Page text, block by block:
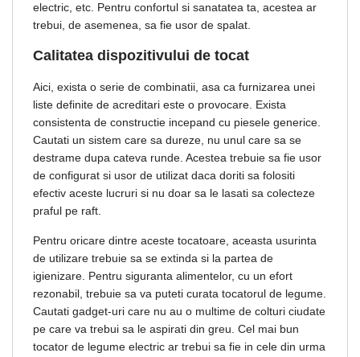
electric, etc. Pentru confortul si sanatatea ta, acestea ar
trebui, de asemenea, sa fie usor de spalat.
Calitatea dispozitivului de tocat
Aici, exista o serie de combinatii, asa ca furnizarea unei
liste definite de acreditari este o provocare. Exista
consistenta de constructie incepand cu piesele generice.
Cautati un sistem care sa dureze, nu unul care sa se
destrame dupa cateva runde. Acestea trebuie sa fie usor
de configurat si usor de utilizat daca doriti sa folositi
efectiv aceste lucruri si nu doar sa le lasati sa colecteze
praful pe raft.
Pentru oricare dintre aceste tocatoare, aceasta usurinta
de utilizare trebuie sa se extinda si la partea de
igienizare. Pentru siguranta alimentelor, cu un efort
rezonabil, trebuie sa va puteti curata tocatorul de legume.
Cautati gadget-uri care nu au o multime de colturi ciudate
pe care va trebui sa le aspirati din greu. Cel mai bun
tocator de legume electric ar trebui sa fie in cele din urma